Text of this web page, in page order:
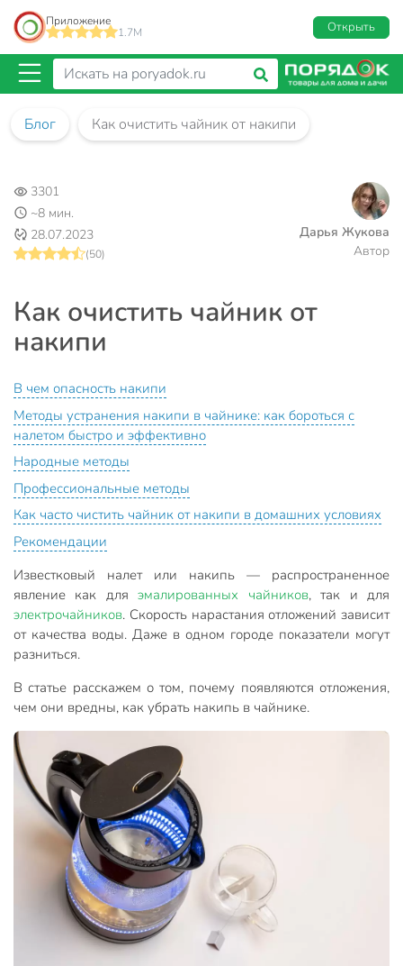
Приложение
1.7M
Открыть
Блог Как очистить чайник от накипи
3301
~8 мин.
28.07.2023
(50) Автор
Дарья Жукова
Как очистить чайник от
накипи
В чем опасность накипи
Методы устранения накипи в чайнике: как бороться с
налетом быстро и эффективно
Народные методы
Профессиональные методы
Как часто чистить чайник от накипи в домашних условиях
Рекомендации
Известковый налет или накипь — распространенное
явление как дляэмалированных чайников, так и для
электрочайников. Скорость нарастания отложений зависит
от качества воды. Даже в одном городе показатели могут
разниться.
В статье расскажем о том, почему появляются отложения,
чем они вредны, как убрать накипь в чайнике.